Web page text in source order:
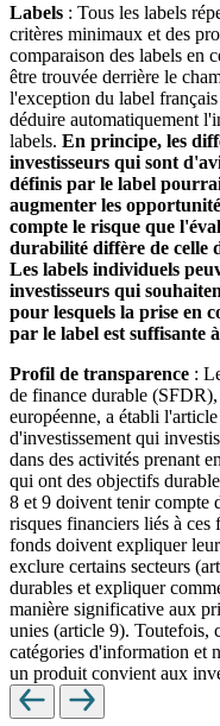
Labels : Tous les labels
critères minimaux et des
comparaison des labels en
être trouvée derrière le
l'exception du label
déduire automatiquement
labels. En principe, les
investisseurs qui sont
définis par le label
augmenter les
compte le risque que
durabilité diffère de celle
Les labels individuels
investisseurs qui
pour lesquels la prise en
par le label est suffisante
Profil de transparence :
de finance durable
européenne, a établi
d'investissement qui
dans des activités prenant
qui ont des objectifs
8 et 9 doivent tenir compte
risques financiers liés à ces
fonds doivent expliquer
exclure certains secteurs
durables et expliquer
manière significative aux
unies (article 9). Toutefois,
catégories d'information et
un produit convient aux